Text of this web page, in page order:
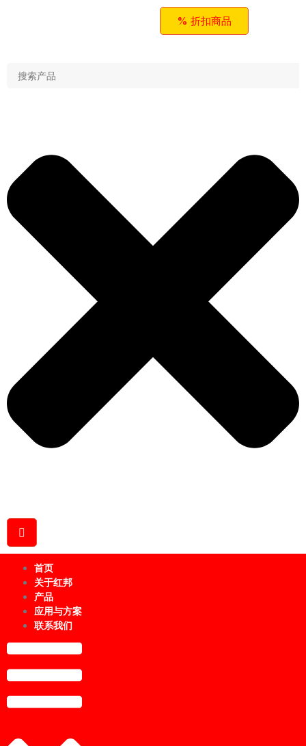
% 折扣商品
首页
关于红邦
产品
应用与方案
联系我们